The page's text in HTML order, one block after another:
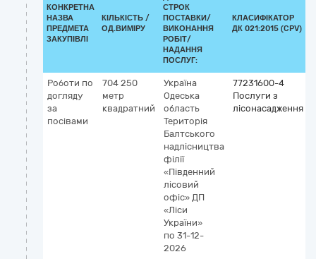
КОНКРЕТНА
НАЗВА
ПРЕДМЕТА
ЗАКУПІВЛІ
КІЛЬКІСТЬ /
ОД.ВИМІРУ
СТРОК
ПОСТАВКИ/
ВИКОНАННЯ
РОБІТ/
НАДАННЯ
ПОСЛУГ:
КЛАСИФІКАТОР
ДК 021:2015 (CPV)
Роботи по
догляду
за
посівами
704 250
метр
квадратний
Україна
Одеська
область
Територія
Балтського
надлісництва
філії
«Південний
лісовий
офіс» ДП
«Ліси
України»
по 31-12-
2026
77231600-4
Послуги з
лісонасадження